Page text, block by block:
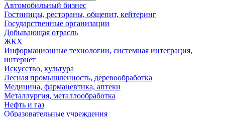
Автомобильный бизнес
Гостиницы, рестораны, общепит, кейтеринг
Государственные организации
Добывающая отрасль
ЖКХ
Информационные технологии, системная интеграция,
интернет
Искусство, культура
Лесная промышленность, деревообработка
Медицина, фармацевтика, аптеки
Металлургия, металлообработка
Нефть и газ
Образовательные учреждения